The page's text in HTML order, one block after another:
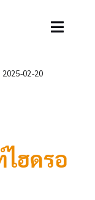
Toggle
02-20
ฮดรอ